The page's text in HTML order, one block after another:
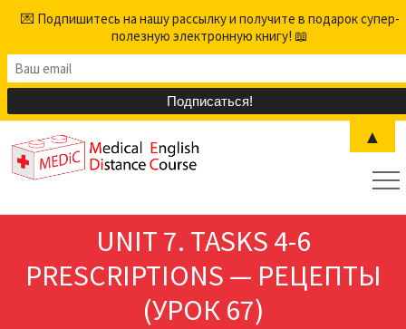
UNIT 7. TASKS 4-6
PRESCRIPTIONS — РЕЦЕПТЫ
(УРОК 67)
💌 Подпишитесь на нашу рассылку и получите в подарок супер-
полезную электронную книгу! 📖
▲